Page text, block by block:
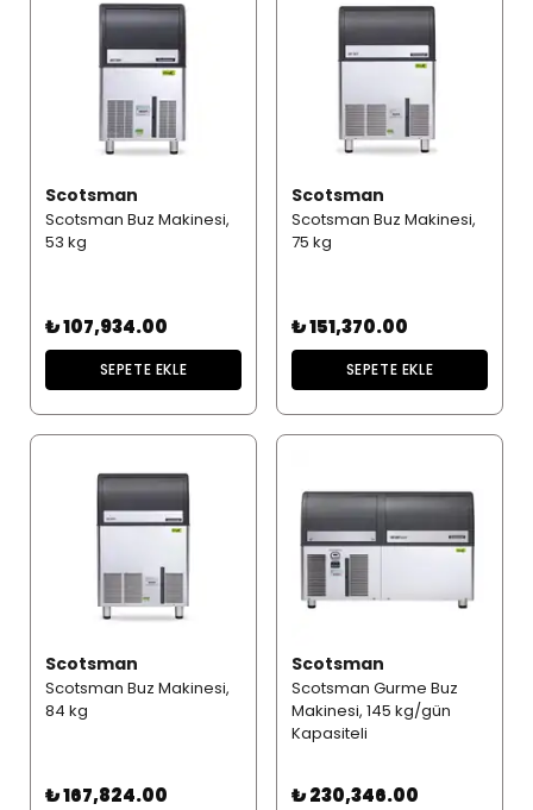
Scotsman
Scotsman Buz Makinesi,
53 kg
₺ 107,934.00
SEPETE EKLE
Scotsman
Scotsman Buz Makinesi,
75 kg
₺ 151,370.00
SEPETE EKLE
Scotsman
Scotsman Buz Makinesi,
84 kg
₺ 167,824.00
Scotsman
Scotsman Gurme Buz
Makinesi, 145 kg/gün
Kapasiteli
₺ 230,346.00